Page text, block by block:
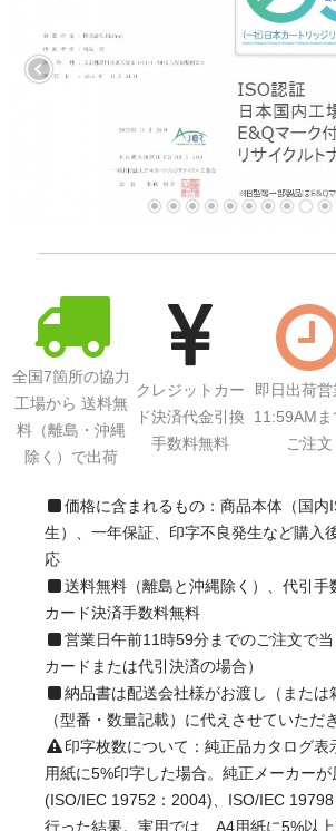
全国7箇所の協力
工場から 送料無
料（離島・沖縄
除く）で出荷
クレジットカー
ド決済代金引換
手数料無料
即日出荷営
11:59AMま
ご注文
価格に含まれるもの：商品本体（国内
生）、一年保証、印字不良発生など購入
応
送料無料（離島と沖縄除く）、代引手
カード決済手数料無料
営業日午前11時59分までのご注文で
カードまたは代引決済の場合）
納品書は配送会社様がお渡し（または
（型番・数量記載）に代えさせていただ
印字枚数について：純正品カタログ表
用紙に5%印字した場合。純正メーカーが
(ISO/IEC 19752：2004)、ISO/IEC
行った結果。実用では、A4用紙に5%以